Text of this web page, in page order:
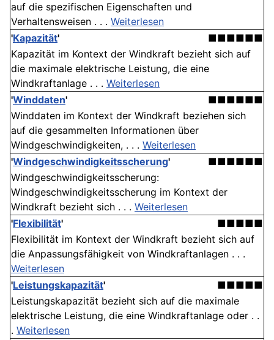
auf die spezifischen Eigenschaften und
Verhaltensweisen . . . Weiterlesen
'Kapazität'
■■■■■■
Kapazität im Kontext der Windkraft bezieht sich auf
die maximale elektrische Leistung, die eine
Windkraftanlage . . . Weiterlesen
'Winddaten'
■■■■■■
Winddaten im Kontext der Windkraft beziehen sich
auf die gesammelten Informationen über
Windgeschwindigkeiten, . . . Weiterlesen
'Wind­geschwindigkeits­scherung'
■■■■■■
Wind­geschwindigkeits­scherung:
Windgeschwindigkeitsscherung im Kontext der
Windkraft bezieht sich . . . Weiterlesen
'Flexibilität'
■■■■■
Flexibilität im Kontext der Windkraft bezieht sich auf
die Anpassungsfähigkeit von Windkraftanlagen . . .
Weiterlesen
'Leistungskapazität'
■■■■■
Leistungskapazität bezieht sich auf die maximale
elektrische Leistung, die eine Windkraftanlage oder . .
. Weiterlesen